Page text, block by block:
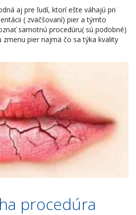
aj pre ľudí, ktorí ešte váhajú pri
( zväčšovaní) pier a týmto
samotnú procedúru( sú podobné)
zmenu pier najmä čo sa týka kvality
procedúra